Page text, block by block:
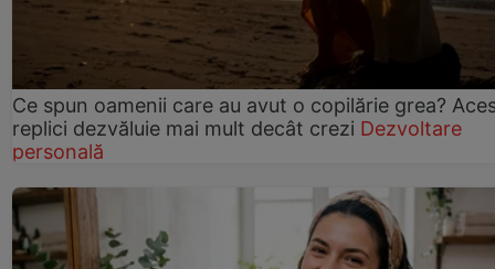
Ce spun oamenii care au avut o copilărie grea?
replici dezvăluie mai mult decât crezi Dezvoltare
personală